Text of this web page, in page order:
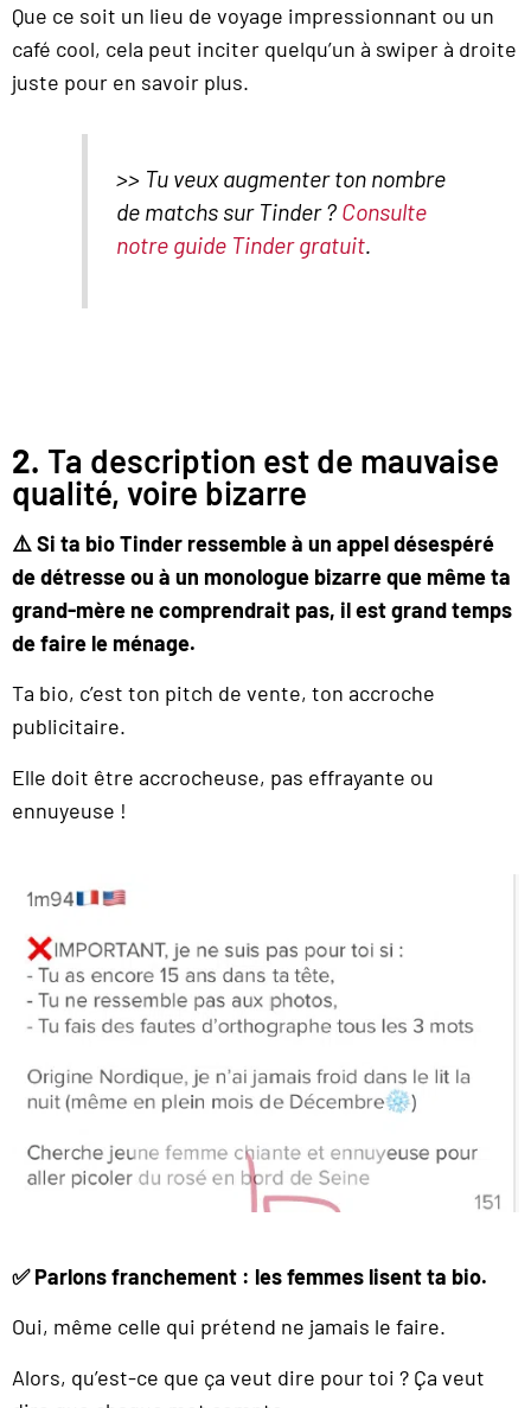
Que ce soit un lieu de voyage impressionnant ou un
café cool, cela peut inciter quelqu’un à swiper à droite
juste pour en savoir plus.
>> Tu veux augmenter ton nombre
de matchs sur Tinder ? Consulte
notre guide Tinder gratuit.
2. Ta description est de mauvaise
qualité, voire bizarre
⚠️ Si ta bio Tinder ressemble à un appel désespéré
de détresse ou à un monologue bizarre que même ta
grand-mère ne comprendrait pas, il est grand temps
de faire le ménage.
Ta bio, c’est ton pitch de vente, ton accroche
publicitaire.
Elle doit être accrocheuse, pas effrayante ou
ennuyeuse !
✅ Parlons franchement : les femmes lisent ta bio.
Oui, même celle qui prétend ne jamais le faire.
Alors, qu’est-ce que ça veut dire pour toi ? Ça veut